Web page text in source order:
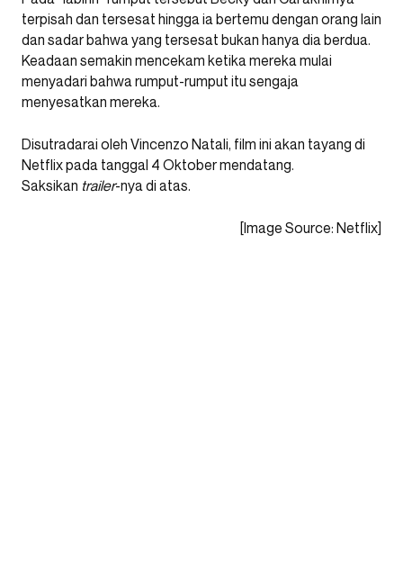
terpisah dan tersesat hingga ia bertemu dengan orang lain
dan sadar bahwa yang tersesat bukan hanya dia berdua.
Keadaan semakin mencekam ketika mereka mulai
menyadari bahwa rumput-rumput itu sengaja
menyesatkan mereka.
Disutradarai oleh Vincenzo Natali, film ini akan tayang di
Netflix pada tanggal 4 Oktober mendatang.
Saksikan trailer-nya di atas.
[Image Source: Netflix]